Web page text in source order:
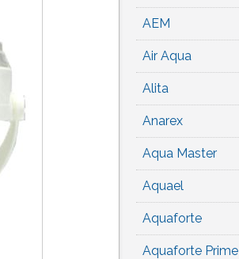
AEM
Air Aqua
Alita
Anarex
Aqua Master
Aquael
Aquaforte
Aquaforte Prime